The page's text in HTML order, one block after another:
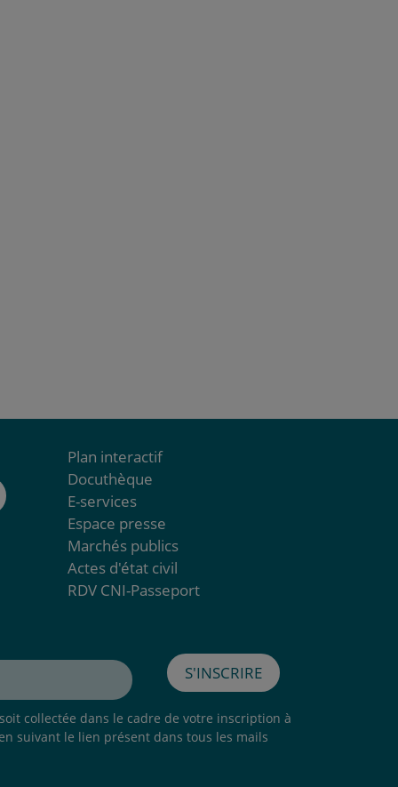
Plan interactif
Docuthèque
E-services
Espace presse
Marchés publics
Actes d'état civil
RDV CNI-Passeport
S'inscrire
collectée dans le cadre de votre inscription à
suivant le lien présent dans tous les mails